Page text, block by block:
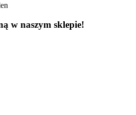
w naszym sklepie!